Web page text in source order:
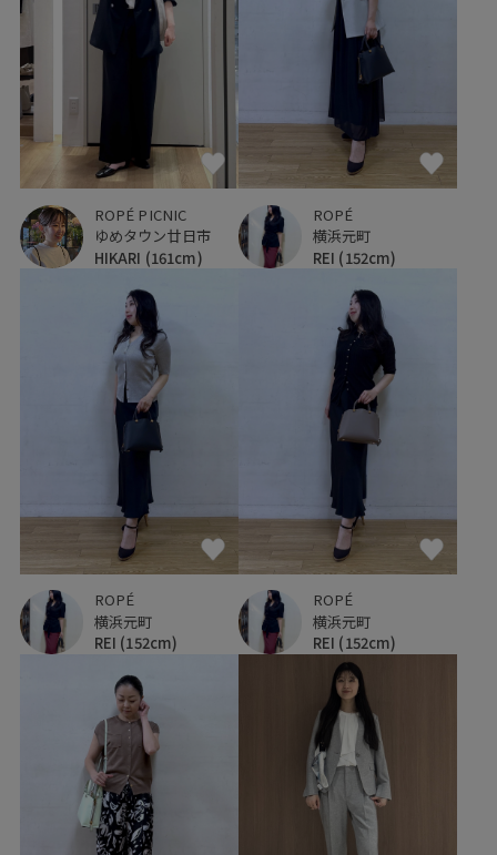
ROPÉ PICNIC
ゆめタウン廿日市
HIKARI (161cm)
ROPÉ
横浜元町
REI (152cm)
ROPÉ
横浜元町
REI (152cm)
ROPÉ
横浜元町
REI (152cm)